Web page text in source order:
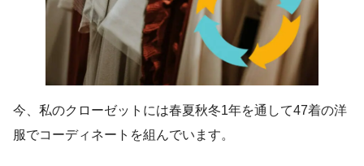
今、私のクローゼットには春夏秋冬1年を通して47着の洋
服でコーディネートを組んでいます。